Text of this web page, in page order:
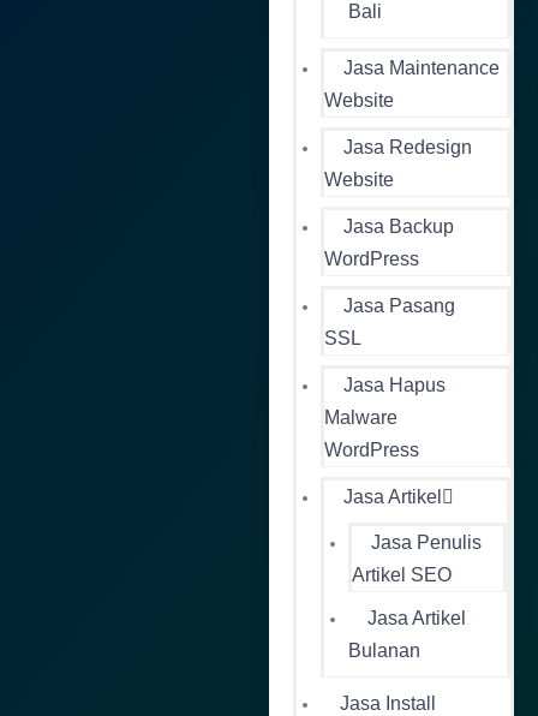
Bali
Jasa Maintenance
Website
Jasa Redesign
Website
Jasa Backup
WordPress
Jasa Pasang
SSL
Jasa Hapus
Malware
WordPress
Jasa Artikel
Jasa Penulis
Artikel SEO
Jasa Artikel
Bulanan
Jasa Install